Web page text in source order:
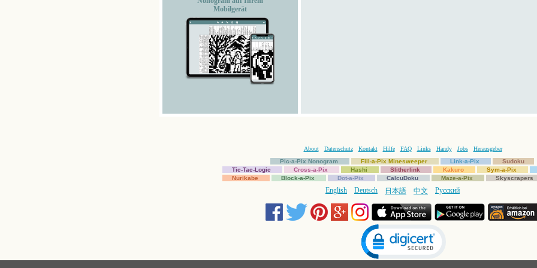
Mobilgerät
About Datenschutz Kontakt Hilfe FAQ Links Handy Jobs
Herausgeber
Pic-a-Pix Nonogram
Fill-a-Pix Minesweeper Link-a-Pix
Sudoku
Tic-Tac-Logic
Cross-a-Pix Hashi Slitherlink Kakuro Sym-a-Pix
Nurikabe
Block-a-Pix Dot-a-Pix CalcuDoku Maze-a-Pix Skyscrapers
English Deutsch 日本語 中文 Русский